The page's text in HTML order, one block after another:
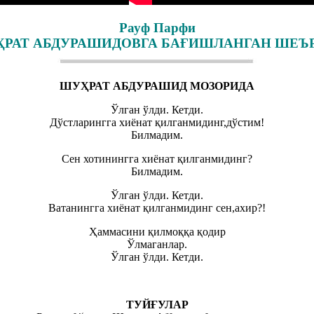
Рауф Парфи
АБДУРАШИДОВГА БАҒИШЛАНГАН
ШУҲРАТ АБДУРАШИД МОЗОРИДА
Ўлган ўлди. Кетди.
Дўстларингга хиёнат қилганмидинг,дўстим!
Билмадим.
Сен хотинингга хиёнат қилганмидинг?
Билмадим.
Ўлган ўлди. Кетди.
Ватанингга хиёнат қилганмидинг сен,ахир?!
Ҳаммасини қилмоққа қодир
Ўлмаганлар.
Ўлган ўлди. Кетди.
ТУЙҒУЛАР